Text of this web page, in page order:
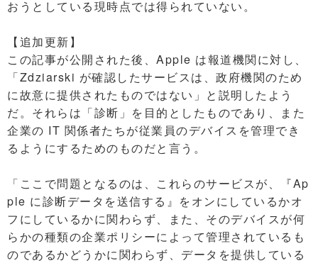
おうとしている現時点では得られていない。
【追加更新】
この記事が公開された後、Apple は報道機関に対し、
「Zdziarski が確認したサービスは、政府機関のため
に故意に提供されたものではない」と説明したよう
だ。それらは「診断」を目的としたものであり、また
企業の IT 関係者たちが従業員のデバイスを管理でき
るようにするためのものだと言う。
「ここで問題となるのは、これらのサービスが、『Ap
ple に診断データを送信する』をオンにしているかオ
フにしているかに関わらず、また、そのデバイスが何
らかの種類の企業ポリシーによって管理されているも
のであるかどうかに関わらず、データを提供している